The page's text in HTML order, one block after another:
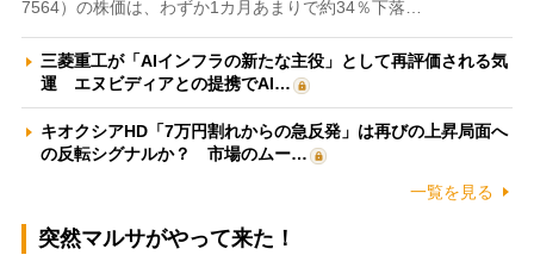
7564）の株価は、わずか1カ月あまりで約34％下落…
三菱重工が「AIインフラの新たな主役」として再評価される気
運 エヌビディアとの提携でAI…
キオクシアHD「7万円割れからの急反発」は再びの上昇局面へ
の反転シグナルか？ 市場のムー…
一覧を見る
突然マルサがやって来た！